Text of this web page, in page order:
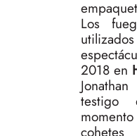
Los
2018 en
testigo